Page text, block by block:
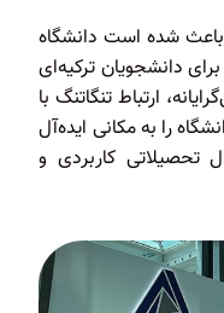
شده است دانشگاه
دانشجویان ترکیه‌ای
ارتباط تنگاتنگ با
را به مکانی ایده‌آل
تحصیلاتی کاربردی و